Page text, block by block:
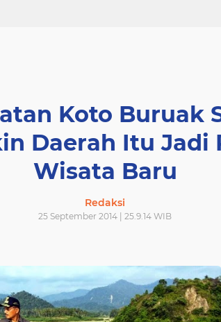
Koto Buruak
Daerah Itu Jadi
Wisata Baru
Redaksi
25 September 2014 | 25.9.14 WIB